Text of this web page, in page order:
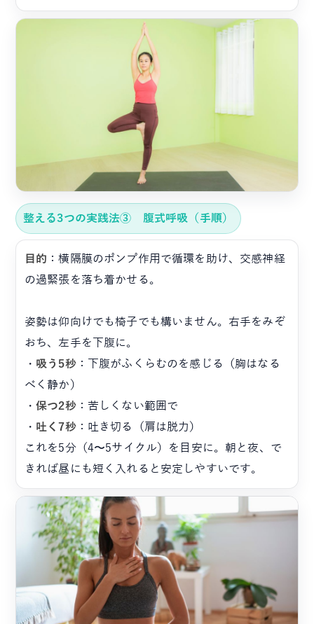
整える3つの実践法③ 腹式呼吸（手順）
目的 ：横隔膜のポンプ作用で循環を助け、交感神経
の過緊張を落ち着かせる。
姿勢は仰向けでも椅子でも構いません。右手をみぞ
おち、左手を下腹に。
・ 吸う5秒：下腹がふくらむのを感じる（胸はなる
べく静か）
・保つ2秒：苦しくない範囲で
・ 吐く7秒：吐き切る（肩は脱力）
これを5分（4〜5サイクル）を目安に。朝と夜、で
きれば昼にも短く入れると安定しやすいです。